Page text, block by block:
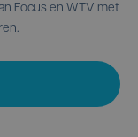
Focus en WTV met